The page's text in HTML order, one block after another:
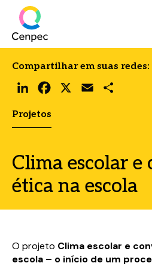
Projetos
Clima escolar
ética na escola
Compartilhar em suas redes:
LinkedInFacebook
O projeto Clima escolar e
escola – o início de um